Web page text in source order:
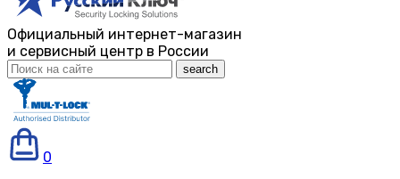
Официальный интернет-магазин
и сервисный центр в России
0